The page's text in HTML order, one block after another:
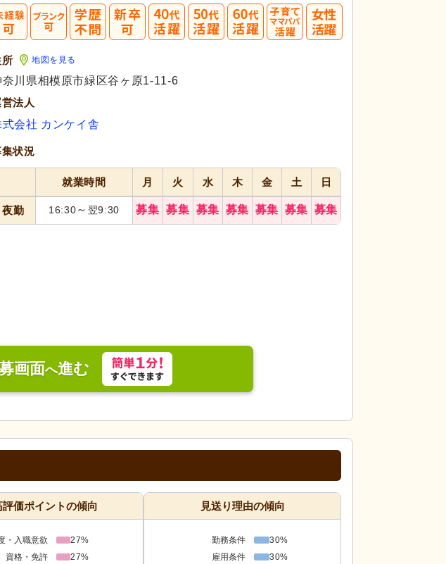
地図を見る
奈川県相模原市緑区谷ヶ原1-11-6
法人
式会社 カンケイ舎
状況
就業時間 月 火 水 木 金 土 日
夜勤 16:30～ 翌9:30 募集 募集 募集 募集 募集 募集 募集
画面へ進む
評価ポイントの傾向
・入職意欲
27%
資格・免許
27%
見送り理由の傾向
勤務条件
30%
雇用条件
30%